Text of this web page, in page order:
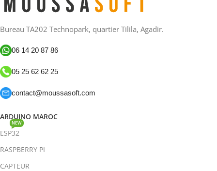
Bureau TA202 Technopark, quartier Tilila, Agadir.
06 14 20 87 86
05 25 62 62 25
contact@moussasoft.com
ARDUINO MAROC
ESP32
NEW
RASPBERRY PI
CAPTEUR